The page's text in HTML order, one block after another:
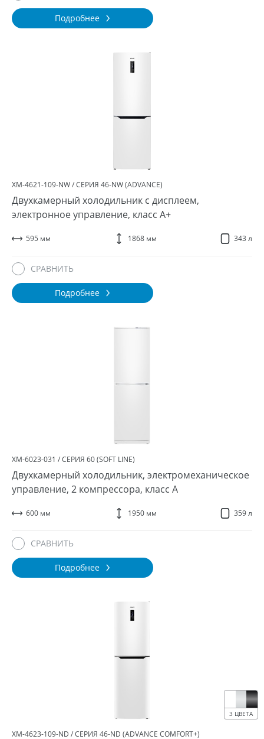
Подробнее
ХМ-4621-109-NW / СЕРИЯ 46-NW (ADVANCE)
Двухкамерный холодильник с дисплеем,
электронное управление, класс A+
595 мм 1868 мм 343 л
Подробнее
СРАВНИТЬ
ХМ-6023-031 / СЕРИЯ 60 (SOFT LINE)
Двухкамерный холодильник, электромеханическое
управление, 2 компрессора, класс A
600 мм 1950 мм 359 л
Подробнее
СРАВНИТЬ
3 ЦВЕТА
ХМ-4623-109-ND / СЕРИЯ 46-ND (ADVANCE COMFORT+)